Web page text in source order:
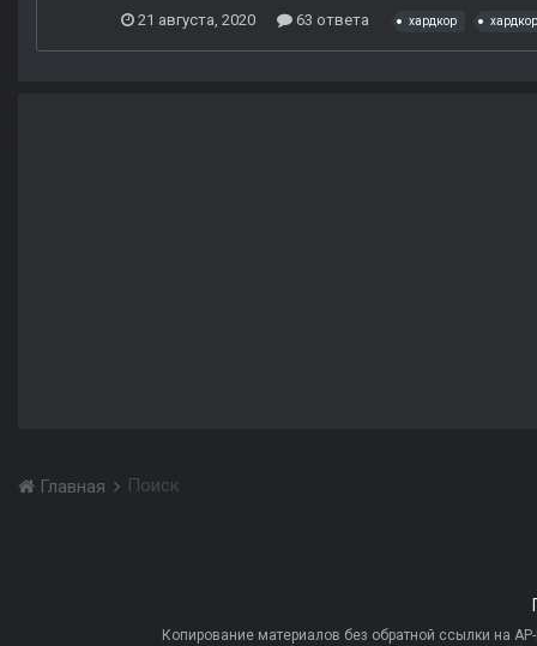
21 августа, 2020 63 ответа хардкор
Главная Поиск
Копирование материалов без обратной ссылки на